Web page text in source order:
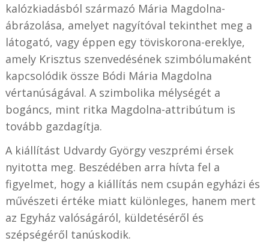
kalózkiadásból származó Mária Magdolna-
ábrázolása, amelyet nagyítóval tekinthet meg a
látogató, vagy éppen egy töviskorona-ereklye,
amely Krisztus szenvedésének szimbólumaként
kapcsolódik össze Bódi Mária Magdolna
vértanúságával. A szimbolika mélységét a
bogáncs, mint ritka Magdolna-attribútum is
tovább gazdagítja.
A kiállítást Udvardy György veszprémi érsek
nyitotta meg. Beszédében arra hívta fel a
figyelmet, hogy a kiállítás nem csupán egyházi és
művészeti értéke miatt különleges, hanem mert
az Egyház valóságáról, küldetéséről és
szépségéről tanúskodik.